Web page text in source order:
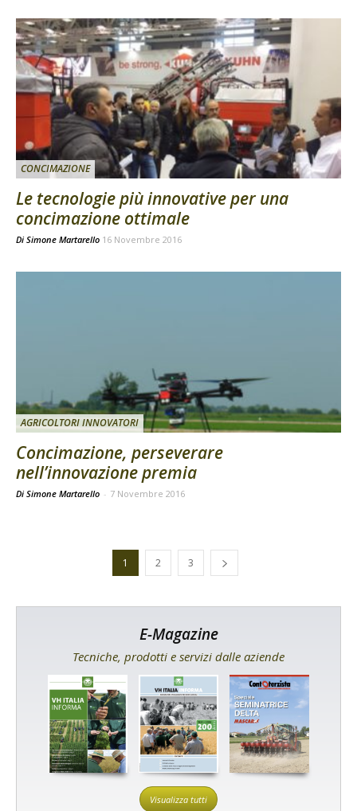
CONCIMAZIONE
Le tecnologie più innovative per una
concimazione ottimale
Di Simone Martarello 16 Novembre 2016
AGRICOLTORI INNOVATORI
Concimazione, perseverare
nell’innovazione premia
Di Simone Martarello - 7 Novembre 2016
1 2 3
E-Magazine
Tecniche, prodotti e servizi dalle aziende
Visualizza tutti